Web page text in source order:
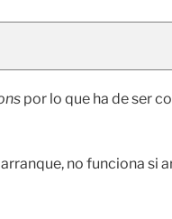
por lo que ha de ser
no funciona si